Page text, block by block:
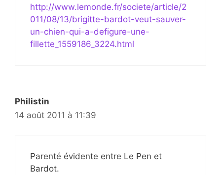
http://www.lemonde.fr/societe/article/2
011/08/13/brigitte-bardot-veut-sauver-
un-chien-qui-a-defigure-une-
fillette_1559186_3224.html
Philistin
14 août 2011 à 11:39
Parenté évidente entre Le Pen et
Bardot.